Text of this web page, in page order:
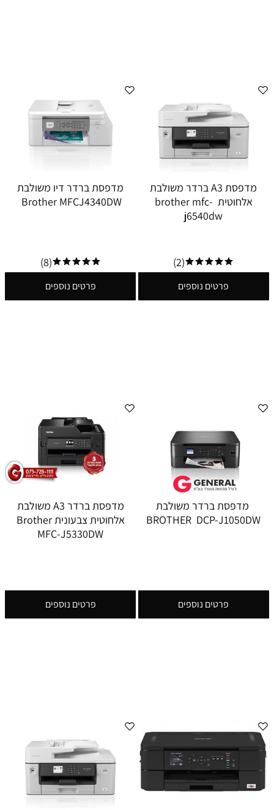
מדפסת A3 ברדר משולבת
אלחוטית brother mfc-
j6540dw
(2)
פרטים נוספים
מדפסת ברדר דיו משולבת
Brother MFCJ4340DW
(8)
פרטים נוספים
מדפסת ברדר משולבת
BROTHER DCP-J1050DW
פרטים נוספים
מדפסת ברדר A3 משולבת
אלחוטית צבעונית Brother
MFC-J5330DW
פרטים נוספים